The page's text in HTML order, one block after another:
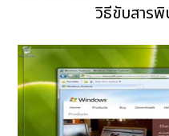
วิธีขับสารพิ